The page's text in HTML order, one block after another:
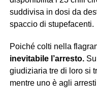
suddivisa in dosi da
spaccio di stupefacenti.
Poiché colti nella
inevitabile l’arresto.Su
giudiziaria tre di loro si
mentre uno è agli